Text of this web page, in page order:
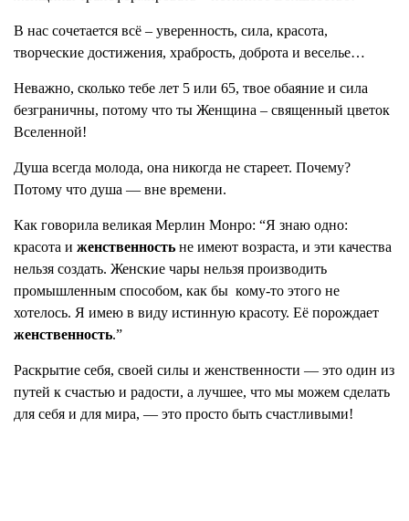
В нас сочетается всё – уверенность, сила, красота,
творческие достижения, храбрость, доброта и веселье…
Неважно, сколько тебе лет 5 или 65, твое обаяние и сила
безграничны, потому что ты Женщина – священный цветок
Вселенной!
Душа всегда молода, она никогда не стареет. Почему?
Потому что душа — вне времени.
Как говорила великая Мерлин Монро: “Я знаю одно:
красота и женственность не имеют возраста, и эти качества
нельзя создать. Женские чары нельзя производить
промышленным способом, как бы кому-то этого не
хотелось. Я имею в виду истинную красоту. Её порождает
женственность.”
Раскрытие себя, своей силы и женственности — это один из
путей к счастью и радости, а лучшее, что мы можем сделать
для себя и для мира, — это просто быть счастливыми!